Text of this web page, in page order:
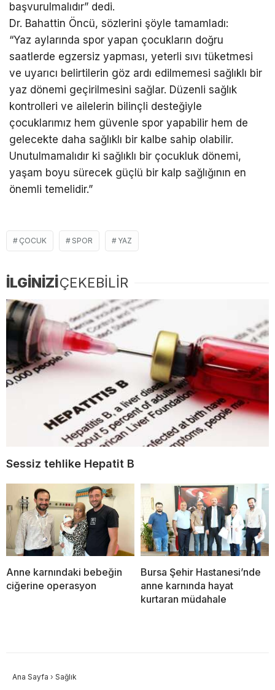
başvurulmalıdır” dedi.
Dr. Bahattin Öncü, sözlerini şöyle tamamladı:
“Yaz aylarında spor yapan çocukların doğru
saatlerde egzersiz yapması, yeterli sıvı tüketmesi
ve uyarıcı belirtilerin göz ardı edilmemesi sağlıklı bir
yaz dönemi geçirilmesini sağlar. Düzenli sağlık
kontrolleri ve ailelerin bilinçli desteğiyle
çocuklarımız hem güvenle spor yapabilir hem de
gelecekte daha sağlıklı bir kalbe sahip olabilir.
Unutulmamalıdır ki sağlıklı bir çocukluk dönemi,
yaşam boyu sürecek güçlü bir kalp sağlığının en
önemli temelidir.”
ÇOCUK SPOR YAZ
İLGİNİZİÇEKEBİLİR
Sessiz tehlike Hepatit B
Anne karnındaki bebeğin
ciğerine operasyon
Bursa Şehir Hastanesi’nde
anne karnında hayat
kurtaran müdahale
Ana Sayfa › Sağlık